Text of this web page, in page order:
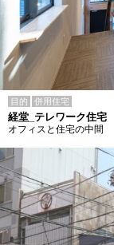
目的 併用住宅
経堂_テレワーク住宅
オフィスと住宅の中間